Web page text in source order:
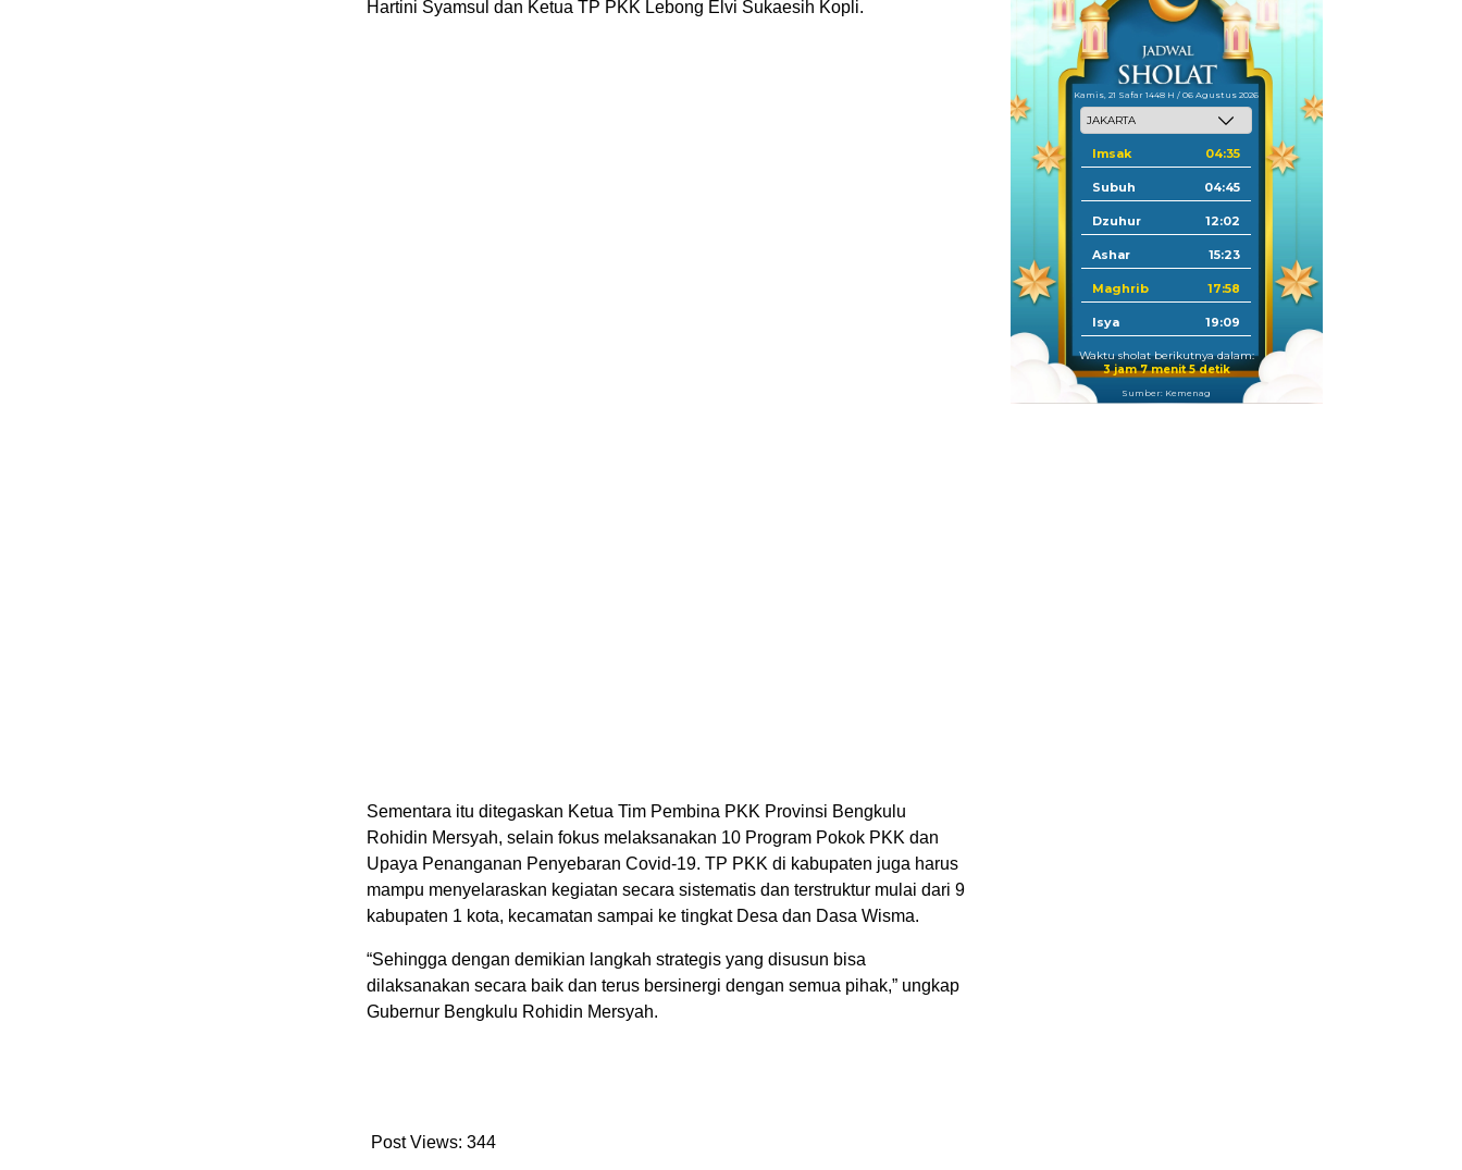
Hartini Syamsul dan Ketua TP PKK Lebong Elvi Sukaesih Kopli.
Sementara itu ditegaskan Ketua Tim Pembina PKK Provinsi Bengkulu
Rohidin Mersyah, selain fokus melaksanakan 10 Program Pokok PKK dan
Upaya Penanganan Penyebaran Covid-19. TP PKK di kabupaten juga harus
mampu menyelaraskan kegiatan secara sistematis dan terstruktur mulai dari 9
kabupaten 1 kota, kecamatan sampai ke tingkat Desa dan Dasa Wisma.
“Sehingga dengan demikian langkah strategis yang disusun bisa
dilaksanakan secara baik dan terus bersinergi dengan semua pihak,” ungkap
Gubernur Bengkulu Rohidin Mersyah.
Post Views: 344
Kamis, 21 Safar 1448 H / 06 Agustus 2026
Imsak 04:35
Subuh 04:45
Dzuhur 12:02
Ashar 15:23
Maghrib 17:58
Isya 19:09
Waktu sholat berikutnya dalam:
3 jam 7 menit 4 detik
Sumber: Kemenag